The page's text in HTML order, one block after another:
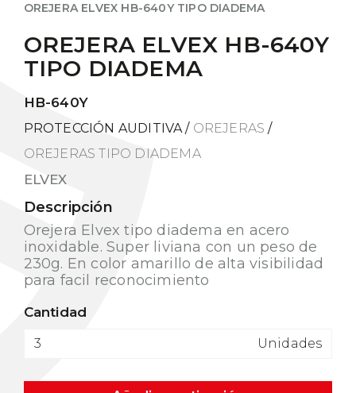
OREJERA ELVEX HB-640Y TIPO DIADEMA
OREJERA ELVEX HB-640Y
TIPO DIADEMA
HB-640Y
PROTECCIÓN AUDITIVA / OREJERAS /
OREJERAS TIPO DIADEMA
ELVEX
Descripción
Orejera Elvex tipo diadema en acero
inoxidable. Super liviana con un peso de
230g. En color amarillo de alta visibilidad
para facil reconocimiento
Cantidad
Unidades